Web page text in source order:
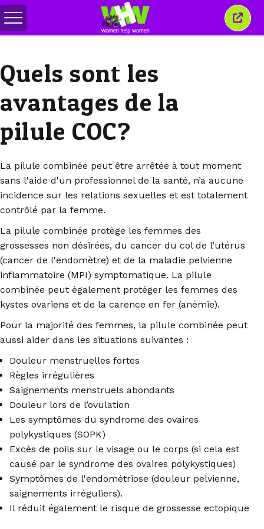
Basculer
le
cette
Quels sont les
avantages de la
pilule COC?
La pilule combinée peut être arrêtée à tout moment
sans l'aide d'un professionnel de la santé, n’a aucune
incidence sur les relations sexuelles et est totalement
contrôlé par la femme.
La pilule combinée protège les femmes des
grossesses non désirées, du cancer du col de l’utérus
(cancer de l'endomètre) et de la maladie pelvienne
inflammatoire (MPI) symptomatique. La pilule
combinée peut également protéger les femmes des
kystes ovariens et de la carence en fer (anémie).
Pour la majorité des femmes, la pilule combinée peut
aussi aider dans les situations suivantes :
Douleur menstruelles fortes
Règles irrégulières
Saignements menstruels abondants
Douleur lors de l’ovulation
Les symptômes du syndrome des ovaires
polykystiques (SOPK)
Excès de poils sur le visage ou le corps (si cela est
causé par le syndrome des ovaires polykystiques)
Symptômes de l'endométriose (douleur pelvienne,
saignements irréguliers).
Il réduit également le risque de grossesse ectopique